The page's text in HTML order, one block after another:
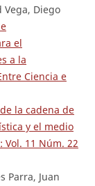
Vega, Diego
el
a la
Ciencia e
la cadena de
y el medio
11 Núm. 22
Parra, Juan